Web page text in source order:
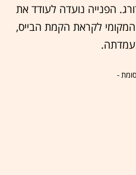
הפנייה נועדה לעודד את
לקראת הקמת הבייס,
-